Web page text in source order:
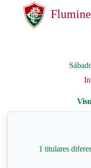
1 titulares